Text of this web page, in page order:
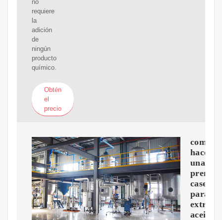
no
requiere
la
adición
de
ningún
producto
químico.
Obtén
el
precio
como
hacer
una
prensa
casera
para
extraer
aceite